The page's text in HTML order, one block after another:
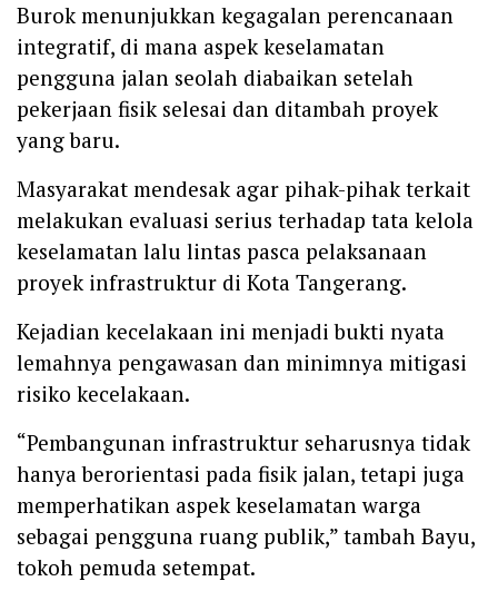
Burok menunjukkan kegagalan perencanaan
integratif, di mana aspek keselamatan
pengguna jalan seolah diabaikan setelah
pekerjaan fisik selesai dan ditambah proyek
yang baru.
Masyarakat mendesak agar pihak-pihak terkait
melakukan evaluasi serius terhadap tata kelola
keselamatan lalu lintas pasca pelaksanaan
proyek infrastruktur di Kota Tangerang.
Kejadian kecelakaan ini menjadi bukti nyata
lemahnya pengawasan dan minimnya mitigasi
risiko kecelakaan.
“Pembangunan infrastruktur seharusnya tidak
hanya berorientasi pada fisik jalan, tetapi juga
memperhatikan aspek keselamatan warga
sebagai pengguna ruang publik,” tambah Bayu,
tokoh pemuda setempat.